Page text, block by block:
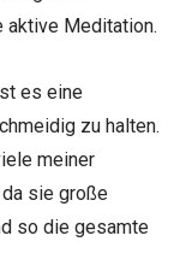
aktive Meditation.
es eine
zu halten.
meiner
sie große
so die gesamte